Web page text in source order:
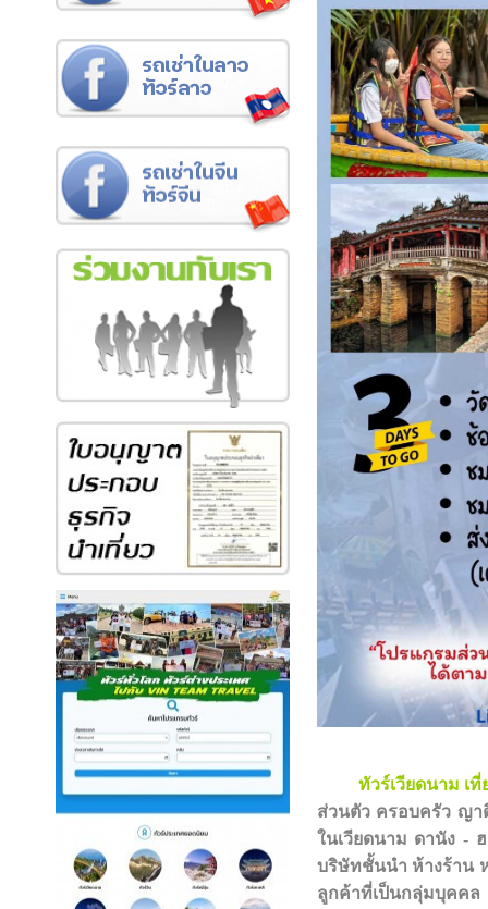
ทัวร์เวียดนาม เ
ส่วนตัว ครอบครัว ญา
ในเวียดนาม ดานัง -
บริษัทชั้นนำ ห้างร้าน
ลูกค้าที่เป็นกลุ่มบุคค